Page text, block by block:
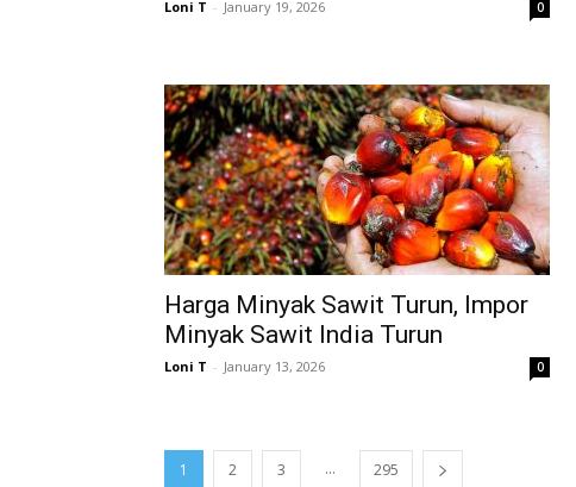
Loni T - January 19, 2026 0
Harga Minyak Sawit Turun, Impor
Minyak Sawit India Turun
Loni T - January 13, 2026 0
1 2 3 ... 295